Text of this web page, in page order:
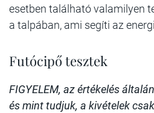
esetben található valamilyen
a talpában, ami segíti az
Futócipő tesztek
FIGYELEM, az értékelés
és mint tudjuk, a kivételek